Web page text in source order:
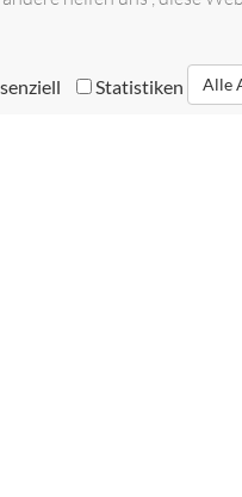
Statistiken Alle